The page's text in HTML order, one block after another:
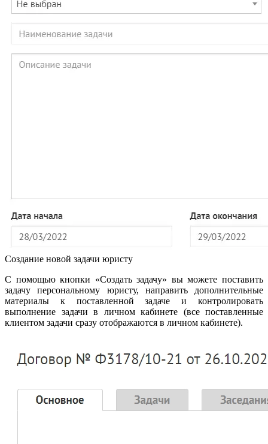
Создание новой задачи юристу
С помощью кнопки «Создать задачу» вы можете поставить
задачу персональному юристу, направить дополнительные
материалы к поставленной задаче и контролировать
выполнение задачи в личном кабинете (все поставленные
клиентом задачи сразу отображаются в личном кабинете).